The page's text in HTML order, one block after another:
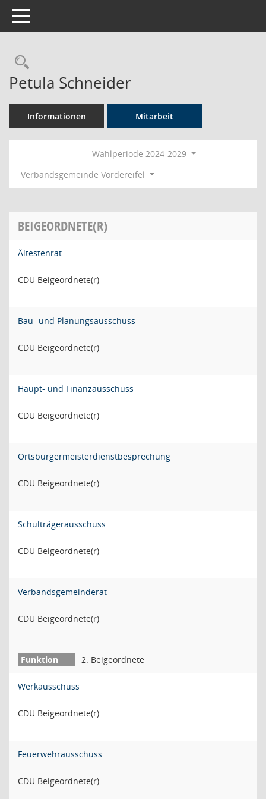
Toggle navigation
Rechercheauswahl
Petula Schneider
Informationen Mitarbeit
Wahlperiode 2024-2029
Verbandsgemeinde Vordereifel
BEIGEORDNETE(R)
Ältestenrat
CDU Beigeordnete(r)
Bau- und Planungsausschuss
CDU Beigeordnete(r)
Haupt- und Finanzausschuss
CDU Beigeordnete(r)
Ortsbürgermeisterdienstbesprechung
CDU Beigeordnete(r)
Schulträgerausschuss
CDU Beigeordnete(r)
Verbandsgemeinderat
CDU Beigeordnete(r)
2. Beigeordnete
Werkausschuss
CDU Beigeordnete(r)
Feuerwehrausschuss
CDU Beigeordnete(r)